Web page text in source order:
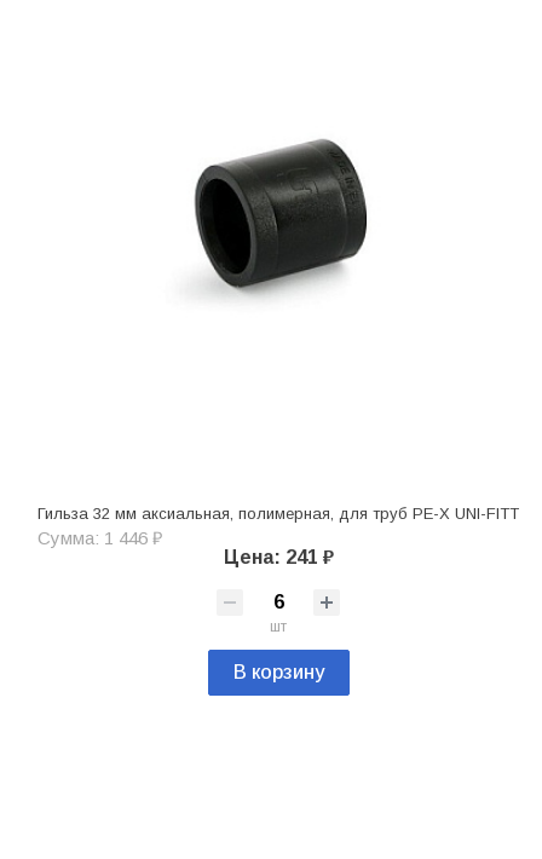
Гильза 32 мм аксиальная, полимерная, для труб PE-X UNI-FITT
Сумма: 1 446 ₽
Цена: 241 ₽
шт
В корзину